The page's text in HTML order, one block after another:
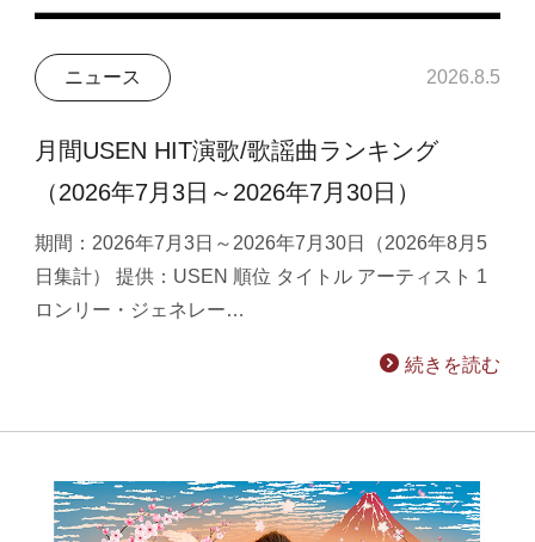
ニュース 2026.8.5
月間USEN HIT演歌/歌謡曲ランキング
（2026年7月3日～2026年7月30日）
期間：2026年7月3日～2026年7月30日（2026年8月5
日集計） 提供：USEN 順位 タイトル アーティスト 1
ロンリー・ジェネレー…
続きを読む